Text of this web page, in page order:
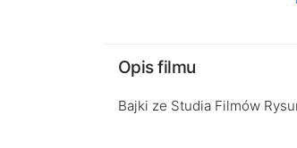
Opis filmu
Bajki ze Studia Filmów